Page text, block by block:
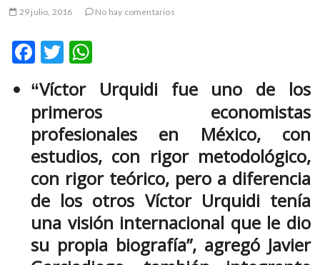
g
r
v
o
29 julio, 2016 No hay comentarios
F
ac
e
b
o
o
k
T
itt
er
at
s
A
p
p
“Víctor Urquidi fue uno de los
primeros economistas
profesionales en México, con
estudios, con rigor metodológico,
con rigor teórico, pero a diferencia
de los otros Víctor Urquidi tenía
una visión internacional que le dio
su propia biografía”, agregó Javier